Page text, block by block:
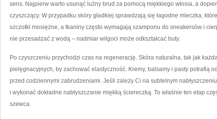
sens. Najpierw warto usunąć luźny brud za pomocą miękkiego włosia, a
czyszczący. W przypadku skóry gładkiej sprawdzają się łagodne mleczka,
szczotki mosiężne, a tkaniny często wymagają szamponu do sneakersów i
nie przesadzać z wodą – nadmiar wilgoci może odkształcać buty.
Po czyszczeniu przychodzi czas na regenerację. Skóra naturalna, tak jak
pielęgnacyjnych, by zachować elastyczność. Kremy, balsamy i pasty potrafią
przed codziennymi zabrudzeniami. Jeśli zależy Ci na subtelnym
i wykonać dokładne nabłyszczanie miękką ściereczką. To właśnie ten etap
szewca.